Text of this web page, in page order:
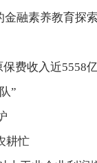
金融素养教育探
费收入近5558
”
耕忙